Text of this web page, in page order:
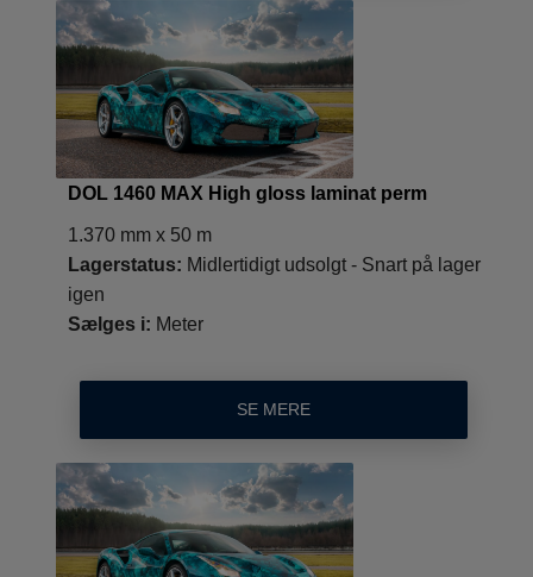
DOL 1460 MAX High gloss laminat perm
1.370 mm x 50 m
Lagerstatus: Midlertidigt udsolgt - Snart på lager
igen
Sælges i: Meter
SE MERE